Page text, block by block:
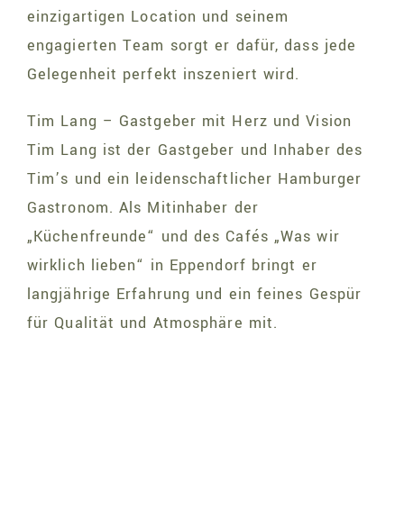
einzigartigen Location und seinem
engagierten Team sorgt er dafür, dass jede
Gelegenheit perfekt inszeniert wird.
Tim Lang – Gastgeber mit Herz und Vision
Tim Lang ist der Gastgeber und Inhaber des
Tim’s und ein leidenschaftlicher Hamburger
Gastronom. Als Mitinhaber der
„Küchenfreunde“ und des Cafés „Was wir
wirklich lieben“ in Eppendorf bringt er
langjährige Erfahrung und ein feines Gespür
für Qualität und Atmosphäre mit.